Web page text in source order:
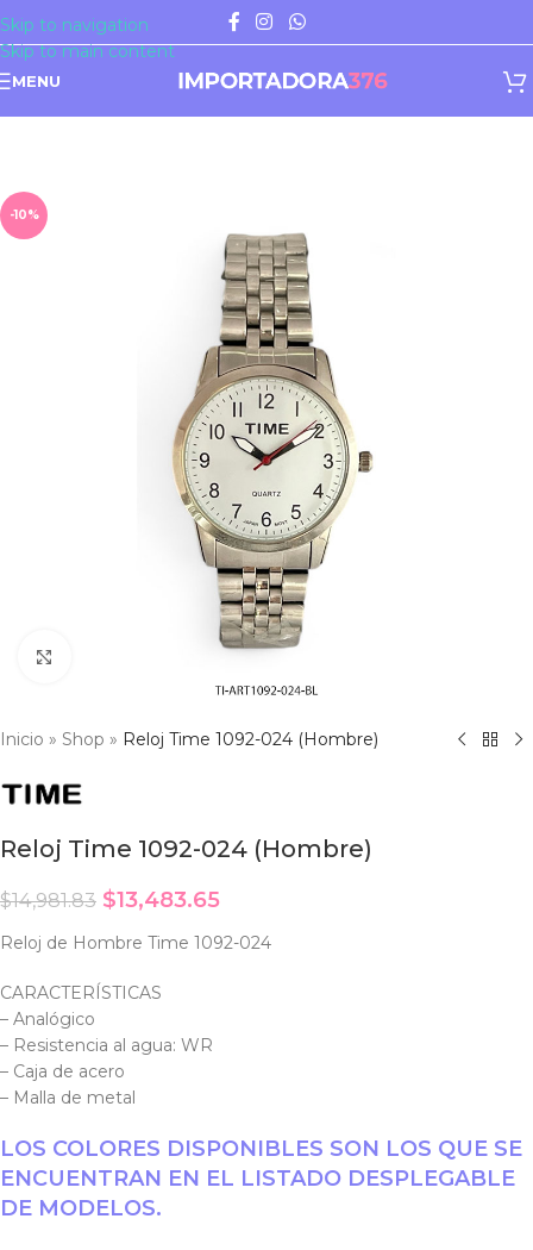
Skip to navigation
Skip to main content
MENU
-10%
Inicio » Shop » Reloj Time 1092-024 (Hombre)
Reloj Time 1092-024 (Hombre)
$14,981.83 $13,483.65
Reloj de Hombre Time 1092-024
CARACTERÍSTICAS
– Analógico
– Resistencia al agua: WR
– Caja de acero
– Malla de metal
LOS COLORES DISPONIBLES SON LOS QUE SE
ENCUENTRAN EN EL LISTADO DESPLEGABLE
DE MODELOS.